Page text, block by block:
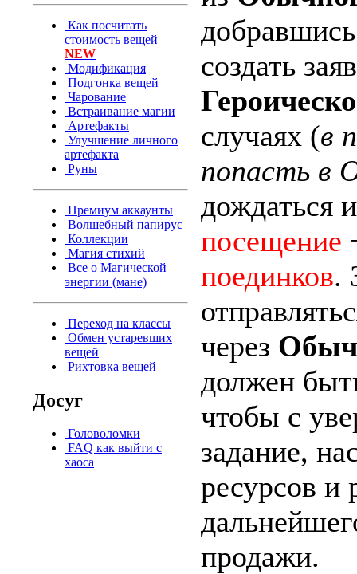
Как посчитать
стоимость вещей
NEW
Модификация
Подгонка вещей
Чарование
Встраивание магии
Артефакты
Улучшение личного
артефакта
Руны
Премиум аккаунты
Волшебный папирус
Коллекции
Магия стихий
Все о Магической
энергии (мане)
Переход на классы
Обмен устаревших
вещей
Рихтовка вещей
Досуг
Головоломки
FAQ как выйти с
хаоса
создать
случаях (в
попасть в
дождаться
посещение
поединков.
через
должен
чтобы с
задание,
ресурсов и
продажи.